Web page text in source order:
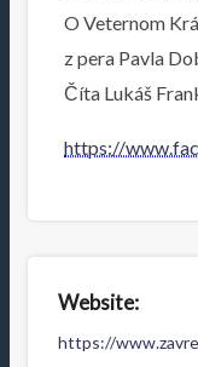
O Veternom
z pera Pavla
Číta Lukáš
https://
Website:
https://